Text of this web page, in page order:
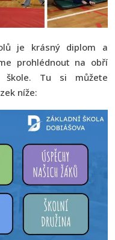
je krásný diplom a
prohlédnout na obří
škole. Tu si můžete
níže: